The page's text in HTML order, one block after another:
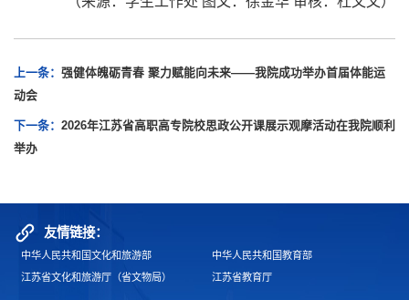
上一条： 强健体魄砺青春 聚力赋能向未来——我院成功举办首届体能运
动会
下一条： 2026年江苏省高职高专院校思政公开课展示观摩活动在我院顺利
举办
友情链接：
中华人民共和国文化和旅游部
中华人民共和国教育部
江苏省文化和旅游厅（省文物局）
江苏省教育厅